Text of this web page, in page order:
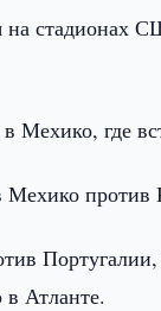
на
Мехико, где
Мехико против
Атланте.